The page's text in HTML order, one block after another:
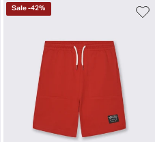
Sale-42%